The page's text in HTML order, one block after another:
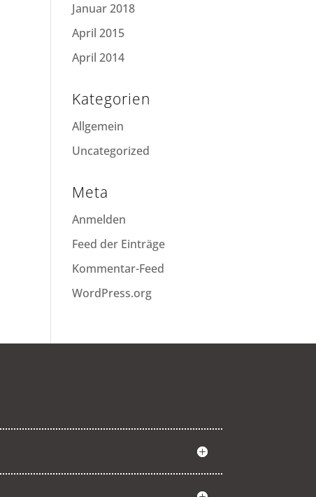
Januar 2018
April 2015
April 2014
Kategorien
Allgemein
Uncategorized
Meta
Anmelden
Feed der Einträge
Kommentar-Feed
WordPress.org